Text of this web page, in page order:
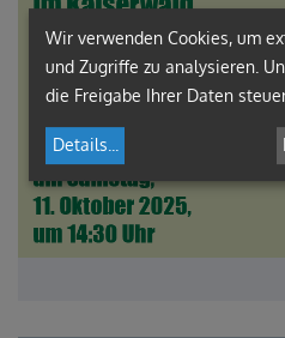
Wir verwenden Cookies, um
und Zugriffe zu analysieren.
die Freigabe Ihrer Daten
Details